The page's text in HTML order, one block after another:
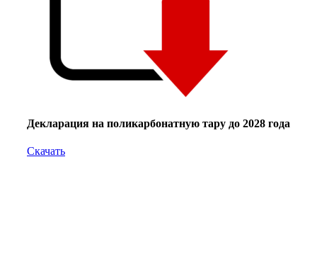
Декларация на поликарбонатную тару до 2028 года
Скачать